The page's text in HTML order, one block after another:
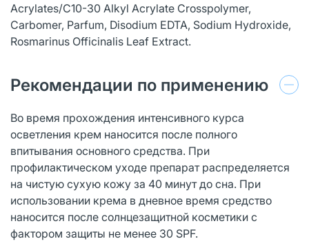
Acrylates/C10-30 Alkyl Acrylate Crosspolymer,
Carbomer, Parfum, Disodium EDTA, Sodium Hydroxide,
Rosmarinus Officinalis Leaf Extract.
Рекомендации по применению
Во время прохождения интенсивного курса
осветления крем наносится после полного
впитывания основного средства. При
профилактическом уходе препарат распределяется
на чистую сухую кожу за 40 минут до сна. При
использовании крема в дневное время средство
наносится после солнцезащитной косметики с
фактором защиты не менее 30 SPF.